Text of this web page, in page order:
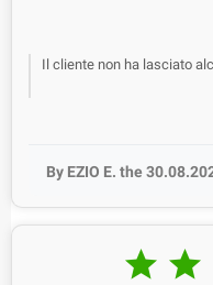
Il cliente non ha lasciato
By EZIO E. the
 